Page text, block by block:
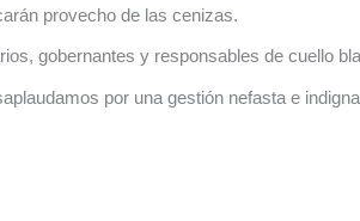
provecho de las cenizas.
gobernantes y responsables de cuello
por una gestión nefasta e